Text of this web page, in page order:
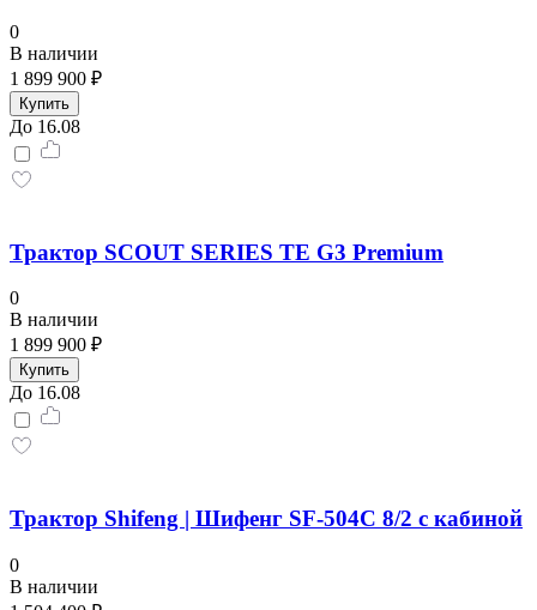
0
В наличии
1 899 900 ₽
Купить
До 16.08
Трактор SCOUT SERIES TE G3 Premium
0
В наличии
1 899 900 ₽
Купить
До 16.08
Трактор Shifeng | Шифенг SF-504С 8/2 с кабиной
0
В наличии